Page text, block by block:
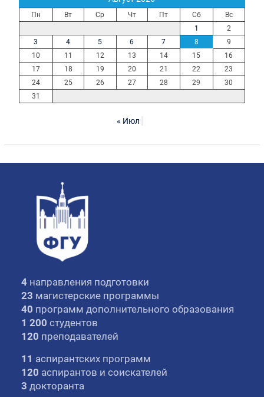
Пн Вт Ср Чт Пт Сб
Вс
1
2
3
4 5 6 7 8
9
10
11 12 13 14 15
16
17
18 19 20 21 22
23
24
25 26 27 28 29
30
31
« Июл
4 направления подготовки
23 магистерские программы
40 программ дополнительного образования
1 200 студентов
120 преподавателей
11 аспирантских программ
120 аспирантов и соискателей
3 докторанта